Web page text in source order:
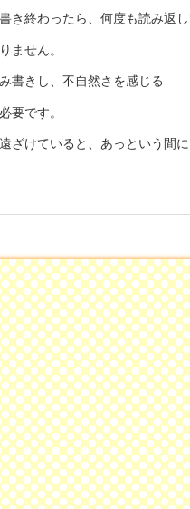
き終わったら、何度も読み返
ません。
書きし、不自然さを感じる
要です。
ざけていると、あっという間に